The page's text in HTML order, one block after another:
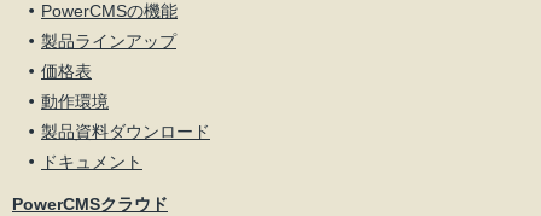
PowerCMSの機能
製品ラインアップ
価格表
動作環境
製品資料ダウンロード
ドキュメント
PowerCMSクラウド